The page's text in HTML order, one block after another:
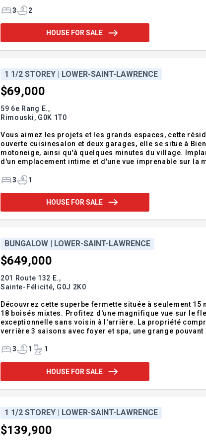
Informez-vous! Photo
3 2
HOUSE FOR SALE
1 1/2 STOREY | LOWER-SAINT-LAWRENCE
$69,000
59 6e Rang E.,
Rimouski, G0K 1T0
Vous aimez les projets et les grands espaces, cette
ouverte cuisinesalon et deux garages, elle se situe à
motoneige, ainsi qu'à quelques minutes du village. Implantée sur un vaste terrain de 3 686 m², la propriété bénéficie
d'un emplacement intime et d'une vue imprenable sur la
résidence est f
3 1
HOUSE FOR SALE
BUNGALOW | LOWER-SAINT-LAWRENCE
$649,000
201 Route 132 E.,
Sainte-Félicité, G0J 2K0
Découvrez cette superbe fermette située à seulement
18 boisés mixtes. Profitez d'une magnifique vue sur le
exceptionnelle sans voisin à l'arrière. La propriété
verrière 3 saisons avec foyer et spa, une grange
Addendum:Découvrez u
3 1 1
HOUSE FOR SALE
1 1/2 STOREY | LOWER-SAINT-LAWRENCE
$139,900